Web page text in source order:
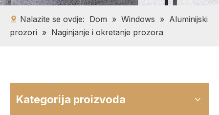
Nalazite se ovdje: Dom » Windows » Aluminijski
prozori » Naginjanje i okretanje prozora
Kategorija proizvoda